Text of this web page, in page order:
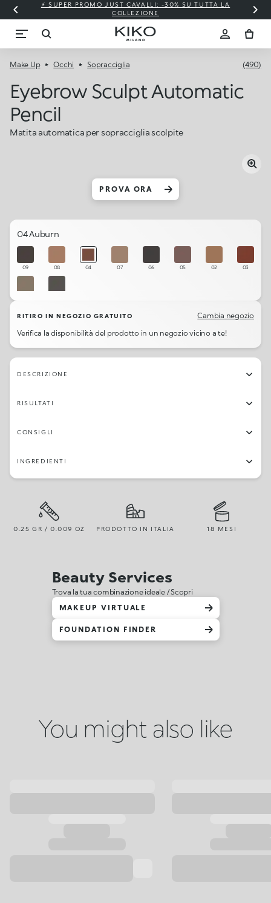
⚡ SUPER PROMO JUST CAVALLI: -30% SU TUTTA LA
COLLEZIONE
Make Up Occhi Sopracciglia (490)
Eyebrow Sculpt Automatic
Pencil
Matita automatica per sopracciglia scolpite
PROVA ORA
04 Auburn
09 08 04 07 06 05 02 03
RITIRO IN NEGOZIO GRATUITO
Cambia negozio
Verifica la disponibilità del prodotto in un negozio vicino a te!
DESCRIZIONE
RISULTATI
CONSIGLI
INGREDIENTI
0.25 GR / 0.009 OZ PRODOTTO IN ITALIA 18 MESI
Beauty Services
Trova la tua combinazione ideale / Scopri
MAKEUP VIRTUALE
FOUNDATION FINDER
You might also like